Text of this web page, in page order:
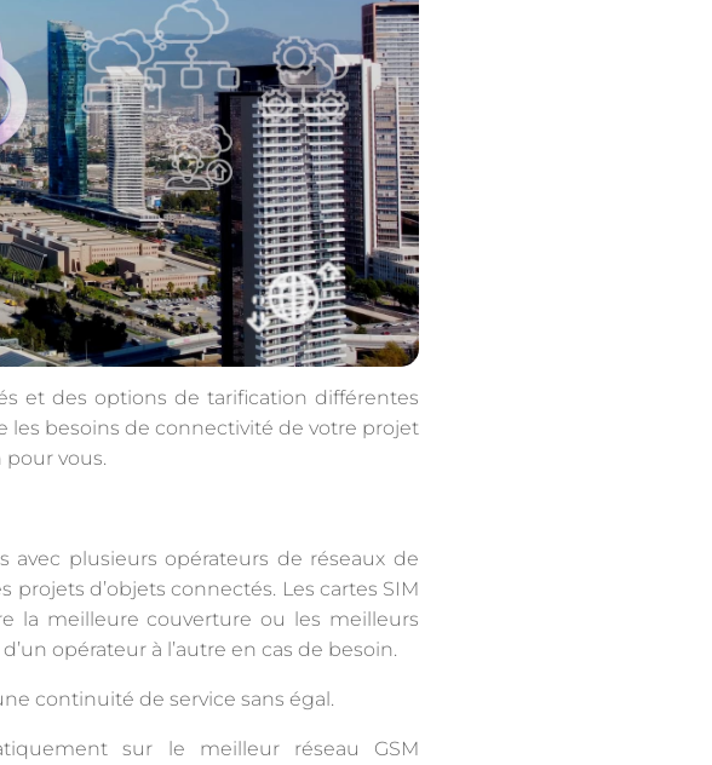
et des options de tarification différentes
besoins de connectivité de votre projet
vous.
plusieurs opérateurs de réseaux de
d’objets connectés. Les cartes SIM
la meilleure couverture ou les meilleurs
opérateur à l’autre en cas de besoin.
continuité de service sans égal.
sur le meilleur réseau GSM